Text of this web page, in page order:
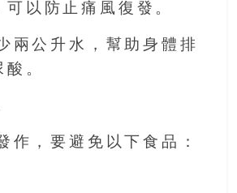
可以防止痛風復發。
兩公升水，幫助身體排
。
作，要避免以下食品：